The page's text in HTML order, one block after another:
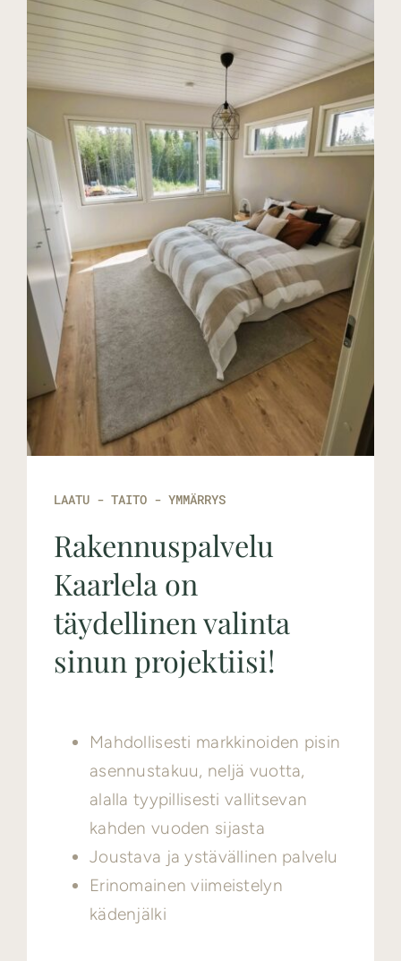
LAATU - TAITO - YMMÄRRYS
Rakennuspalvelu
Kaarlela on
täydellinen valinta
sinun projektiisi!
Mahdollisesti markkinoiden pisin
asennustakuu, neljä vuotta,
alalla tyypillisesti vallitsevan
kahden vuoden sijasta
Joustava ja ystävällinen palvelu
Erinomainen viimeistelyn
kädenjälki